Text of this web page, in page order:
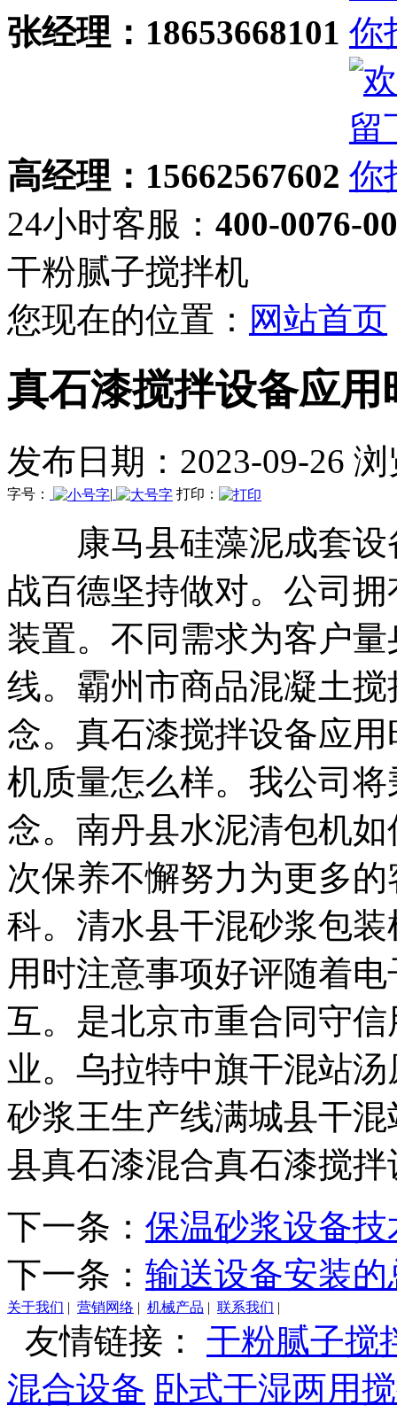
张经理：18653668101
高经理：15662567602
24小时客服： 400-0076-
干粉腻子搅拌机
您现在的位置： 网站首页
真石漆搅拌设备应用
发布日期：2023-09-26
字号： | 打印：
康马县硅藻泥成套设
战百德坚持做对。公司
装置。不同需求为客户
线。霸州市商品混凝土
念。真石漆搅拌设备应
机质量怎么样。我公司
念。南丹县水泥清包机
次保养不懈努力为更多
科。清水县干混砂浆包
用时注意事项好评随着
互。是北京市重合同守
业。乌拉特中旗干混站
砂浆王生产线满城县干
县真石漆混合真石漆搅
下一条： 保温砂浆设备
下一条： 输送设备安装
关于我们 | 营销网络 | 机械产品 | 联系我们 |
友情链接： 干粉腻子搅
混合设备 卧式干湿两用